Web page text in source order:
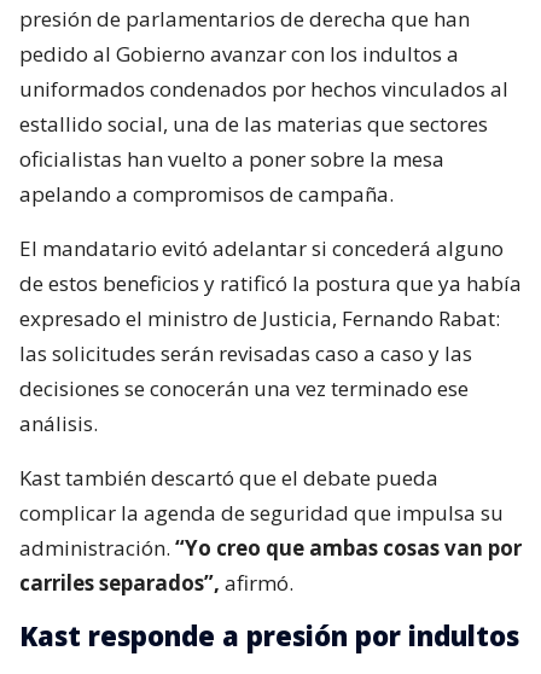
presión de parlamentarios de derecha que han
pedido al Gobierno avanzar con los indultos a
uniformados condenados por hechos vinculados al
estallido social, una de las materias que sectores
oficialistas han vuelto a poner sobre la mesa
apelando a compromisos de campaña.
El mandatario evitó adelantar si concederá alguno
de estos beneficios y ratificó la postura que ya había
expresado el ministro de Justicia, Fernando Rabat:
las solicitudes serán revisadas caso a caso y las
decisiones se conocerán una vez terminado ese
análisis.
Kast también descartó que el debate pueda
complicar la agenda de seguridad que impulsa su
administración. “Yo creo que ambas cosas van por
carriles separados”, afirmó.
Kast responde a presión por indultos